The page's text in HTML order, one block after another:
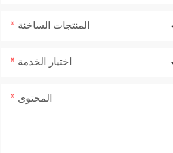
المنتجات الساخنة
اختيار الخدمة
المحتوى